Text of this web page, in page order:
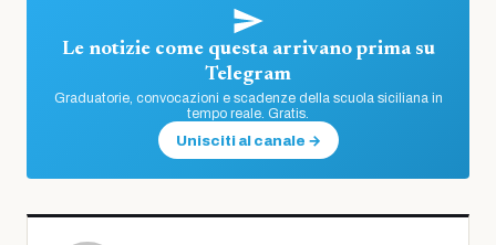
Le notizie come questa arrivano prima su
Telegram
Graduatorie, convocazioni e scadenze della scuola siciliana in
tempo reale. Gratis.
Unisciti al canale →